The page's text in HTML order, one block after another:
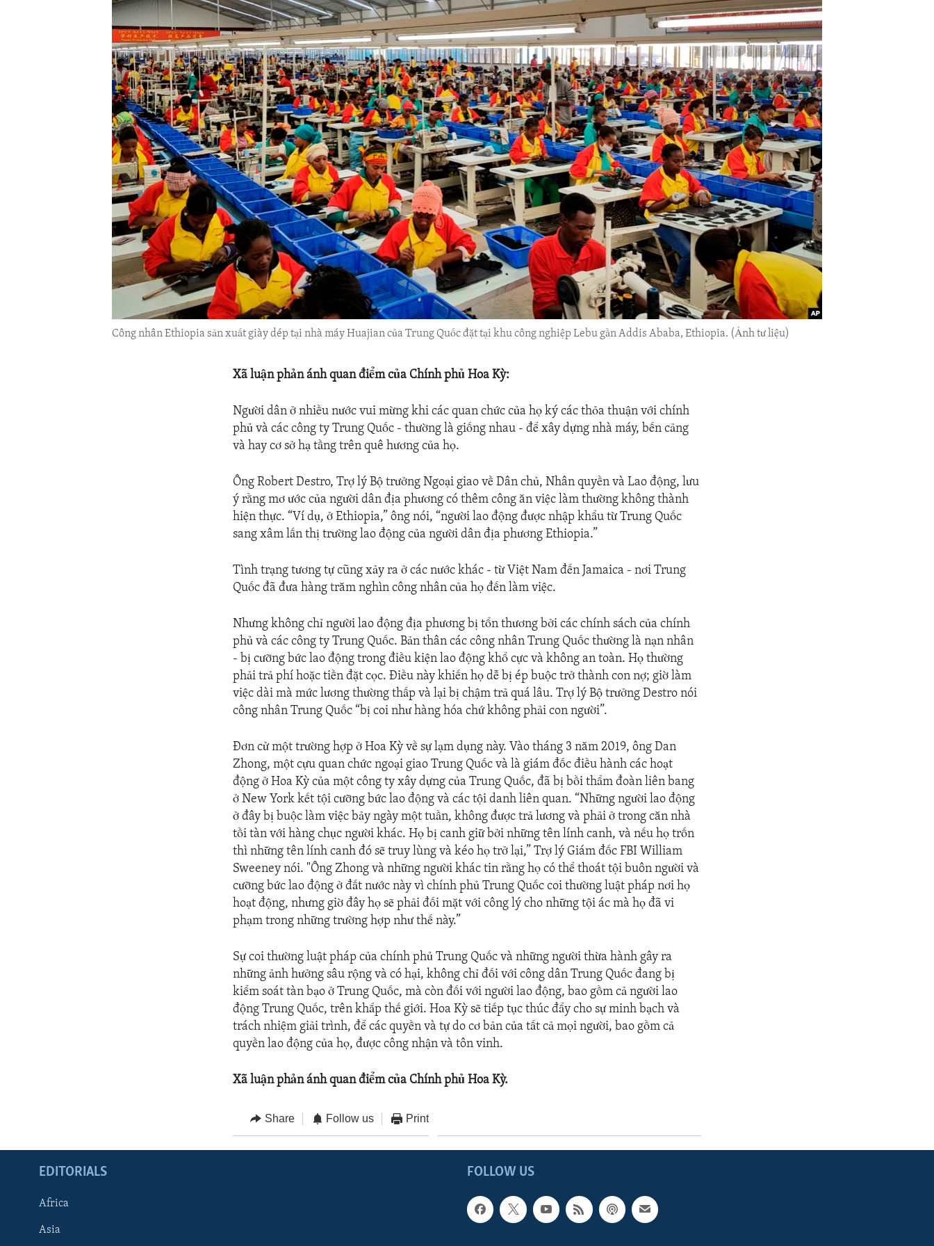
IDEALS AND INSTITUTIONS
Công nhân Ethiopia sản xuất giày dép tại nhà máy Huajian của Trung Quốc đặt tại khu công nghiệp Lebu gần Addis Ababa, Ethiopia. (Ảnh tư liệu)
Xã luận phản ánh quan điểm của Chính phủ Hoa Kỳ:
Người dân ở nhiều nước vui mừng khi các quan chức của họ ký các thỏa thuận với chính
phủ và các công ty Trung Quốc - thường là giống nhau - để xây dựng nhà máy, bến cảng
và hay cơ sở hạ tầng trên quê hương của họ.
Ông Robert Destro, Trợ lý Bộ trưởng Ngoại giao về Dân chủ, Nhân quyền và Lao động, lưu
ý rằng mơ ước của người dân địa phương có thêm công ăn việc làm thường không thành
hiện thực. “Ví dụ, ở Ethiopia,” ông nói, “người lao động được nhập khẩu từ Trung Quốc
sang xâm lấn thị trường lao động của người dân địa phương Ethiopia.”
Tình trạng tương tự cũng xảy ra ở các nước khác - từ Việt Nam đến Jamaica - nơi Trung
Quốc đã đưa hàng trăm nghìn công nhân của họ đến làm việc.
Nhưng không chỉ người lao động địa phương bị tổn thương bởi các chính sách của chính
phủ và các công ty Trung Quốc. Bản thân các công nhân Trung Quốc thường là nạn nhân
- bị cưỡng bức lao động trong điều kiện lao động khổ cực và không an toàn. Họ thường
phải trả phí hoặc tiền đặt cọc. Điều này khiến họ dễ bị ép buộc trở thành con nợ; giờ làm
việc dài mà mức lương thường thấp và lại bị chậm trả quá lâu. Trợ lý Bộ trưởng Destro nói
công nhân Trung Quốc “bị coi như hàng hóa chứ không phải con người”.
Đơn cử một trường hợp ở Hoa Kỳ về sự lạm dụng này. Vào tháng 3 năm 2019, ông Dan
Zhong, một cựu quan chức ngoại giao Trung Quốc và là giám đốc điều hành các hoạt
động ở Hoa Kỳ của một công ty xây dựng của Trung Quốc, đã bị bồi thẩm đoàn liên bang
ở New York kết tội cưỡng bức lao động và các tội danh liên quan. “Những người lao động
ở đây bị buộc làm việc bảy ngày một tuần, không được trả lương và phải ở trong căn nhà
tồi tàn với hàng chục người khác. Họ bị canh giữ bởi những tên lính canh, và nếu họ trốn
thì những tên lính canh đó sẽ truy lùng và kéo họ trở lại,” Trợ lý Giám đốc FBI William
Sweeney nói. "Ông Zhong và những người khác tin rằng họ có thể thoát tội buôn người và
cưỡng bức lao động ở đất nước này vì chính phủ Trung Quốc coi thường luật pháp nơi họ
hoạt động, nhưng giờ đây họ sẽ phải đối mặt với công lý cho những tội ác mà họ đã vi
phạm trong những trường hợp như thế này.”
Sự coi thường luật pháp của chính phủ Trung Quốc và những người thừa hành gây ra
những ảnh hưởng sâu rộng và có hại, không chỉ đối với công dân Trung Quốc đang bị
kiểm soát tàn bạo ở Trung Quốc, mà còn đối với người lao động, bao gồm cả người lao
động Trung Quốc, trên khắp thế giới. Hoa Kỳ sẽ tiếp tục thúc đẩy cho sự minh bạch và
trách nhiệm giải trình, để các quyền và tự do cơ bản của tất cả mọi người, bao gồm cả
quyền lao động của họ, được công nhận và tôn vinh.
Xã luận phản ánh quan điểm của Chính phủ Hoa Kỳ.
Share Follow us Print
FOLLOW US
EDITORIALS
Africa
Asia